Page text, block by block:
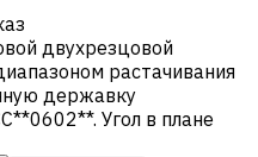
двухрезцовой
растачивания
державку
Угол в плане